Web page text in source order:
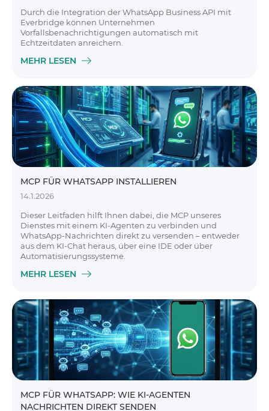
Durch die Integration der WhatsApp Business API mit
Everbridge können Unternehmen
Vorfallsbenachrichtigungen automatisch mit
Echtzeitdaten anreichern.
MEHR LESEN
MCP FÜR WHATSAPP INSTALLIEREN
14.1.2026
Dieser Leitfaden hilft Ihnen dabei, die MCP unseres
Dienstes mit einem KI-Agenten zu verbinden und
WhatsApp-Nachrichten direkt zu versenden – entweder
aus dem KI-Chat heraus, über eine IDE oder über
Automatisierungssysteme.
MEHR LESEN
MCP FÜR WHATSAPP: WIE KI-AGENTEN
NACHRICHTEN DIREKT SENDEN